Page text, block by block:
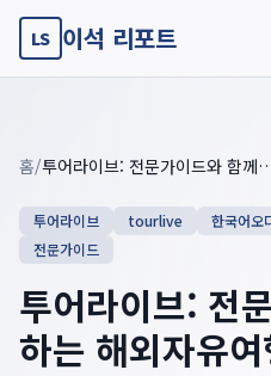
LS 이석 리포트
홈/ 투어라이브: 전문가이드와 함께하는
투어라이브 tourlive 한국어오
전문가이드
투어라이브: 전
하는 해외자유